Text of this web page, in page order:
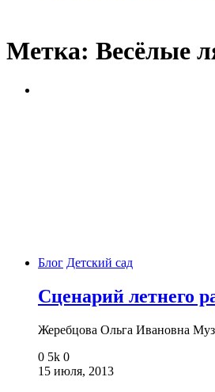
Метка: Весёлые
Блог Детский сад
Сценарий летнего
Жеребцова Ольга Ивановна
0 5k 0
15 июля, 2013